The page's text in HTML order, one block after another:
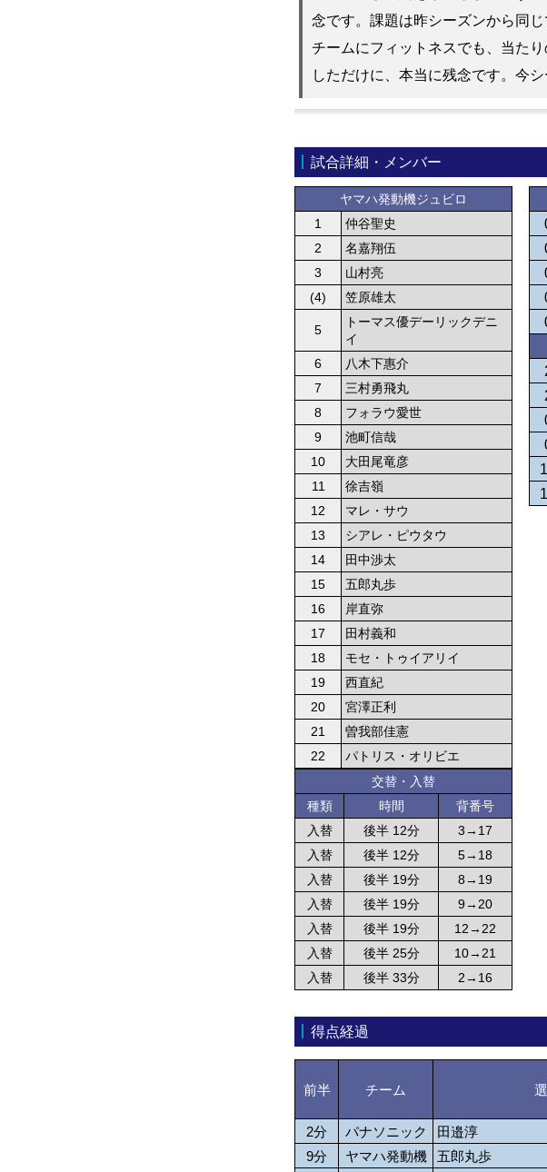
念です。課題は昨シーズンから同
チームにフィットネスでも、当た
しただけに、本当に残念です。今
試合詳細・メンバー
ヤマハ発動機ジュビロ
1
仲谷聖史
2
名嘉翔伍
3
山村亮
(4)
笠原雄太
5
トーマス優デーリックデニ
イ
6
八木下惠介
7
三村勇飛丸
8
フォラウ愛世
9
池町信哉
10
大田尾竜彦
11
徐吉嶺
12
マレ・サウ
13
シアレ・ピウタウ
14
田中渉太
15
五郎丸歩
16
岸直弥
17
田村義和
18
モセ・トゥイアリイ
19
西直紀
20
宮澤正利
21
曽我部佳憲
22
パトリス・オリビエ
交替・入替
種類
時間
背番号
入替
後半 12分
3→17
入替
後半 12分
5→18
入替
後半 19分
8→19
入替
後半 19分
9→20
入替
後半 19分
12→22
入替
後半 25分
10→21
入替
後半 33分 2→16
得点経過
前半 チーム
2分
パナソニック 田邉淳
9分
ヤマハ発動機 五郎丸歩